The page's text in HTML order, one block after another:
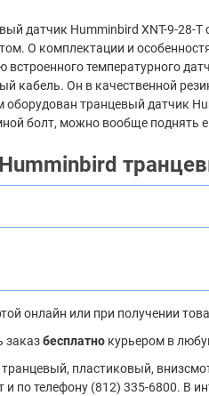
датчик Humminbird XNT-9-28-
О комплектации и
встроенного температурного
кабель. Он в качественной
транцевый датчик
болт, можно вообще поднять
онлайн или при получении
заказбесплатно курьером в
пластиковый,
по телефону (812) 335-6800. В